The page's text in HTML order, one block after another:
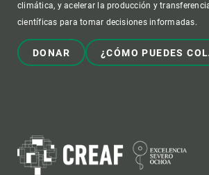
climática, y acelerar la producción y
científicas para tomar decisiones informadas.
DONAR ¿CÓMO PUEDES